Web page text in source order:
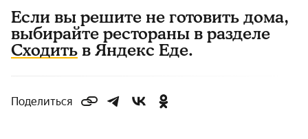
Если вы решите не готовить дома,
выбирайте рестораны в разделе
Сходитьв Яндекс Еде.
Поделиться